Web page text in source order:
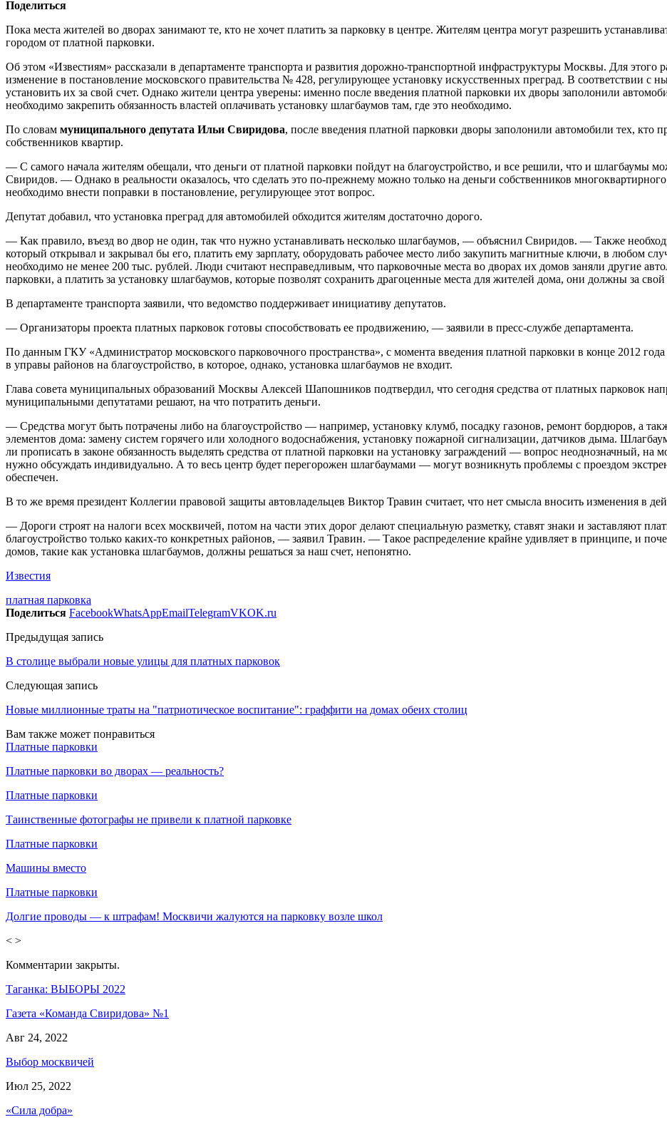
Поделиться
Пока места жителей во дворах занимают те, кто не хочет платить за парковку в центре. Жителям центра могут разрешить
городом от платной парковки.
Об этом «Известиям» рассказали в департаменте транспорта и развития дорожно-транспортной инфраструктуры Москвы. Для этого
изменение в постановление московского правительства № 428, регулирующее установку искусственных преград. В соответствии
установить их за свой счет. Однако жители центра уверены: именно после введения платной парковки их дворы заполонили
необходимо закрепить обязанность властей оплачивать установку шлагбаумов там, где это необходимо.
По словам муниципального депутата Ильи Свиридова, после введения платной парковки дворы заполонили автомобили тех, кто
собственников квартир.
— С самого начала жителям обещали, что деньги от платной парковки пойдут на благоустройство, и все решили, что и шлагбаумы
Свиридов. — Однако в реальности оказалось, что сделать это по-прежнему можно только на деньги собственников
необходимо внести поправки в постановление, регулирующее этот вопрос.
Депутат добавил, что установка преград для автомобилей обходится жителям достаточно дорого.
— Как правило, въезд во двор не один, так что нужно устанавливать несколько шлагбаумов, — объяснил Свиридов. — Также
который открывал и закрывал бы его, платить ему зарплату, оборудовать рабочее место либо закупить магнитные ключи, в любом
необходимо не менее 200 тыс. рублей. Люди считают несправедливым, что парковочные места во дворах их домов заняли другие
парковки, а платить за установку шлагбаумов, которые позволят сохранить драгоценные места для жителей дома, они должны за свой
В департаменте транспорта заявили, что ведомство поддерживает инициативу депутатов.
— Организаторы проекта платных парковок готовы способствовать ее продвижению, — заявили в пресс-службе департамента.
По данным ГКУ «Администратор московского парковочного пространства», с момента введения платной парковки в конце 2012
в управы районов на благоустройство, в которое, однако, установка шлагбаумов не входит.
Глава совета муниципальных образований Москвы Алексей Шапошников подтвердил, что сегодня средства от платных парковок
муниципальными депутатами решают, на что потратить деньги.
— Средства могут быть потрачены либо на благоустройство — например, установку клумб, посадку газонов, ремонт бордюров, а
элементов дома: замену систем горячего или холодного водоснабжения, установку пожарной сигнализации, датчиков дыма.
ли прописать в законе обязанность выделять средства от платной парковки на установку заграждений — вопрос неоднозначный, на
нужно обсуждать индивидуально. А то весь центр будет перегорожен шлагбаумами — могут возникнуть проблемы с проездом
обеспечен.
В то же время президент Коллегии правовой защиты автовладельцев Виктор Травин считает, что нет смысла вносить изменения в
— Дороги строят на налоги всех москвичей, потом на части этих дорог делают специальную разметку, ставят знаки и заставляют
благоустройство только каких-то конкретных районов, — заявил Травин. — Такое распределение крайне удивляет в принципе, и
домов, такие как установка шлагбаумов, должны решаться за наш счет, непонятно.
Известия
платная парковка
Поделиться FacebookWhatsAppEmailTelegramVKOK.ru
Предыдущая запись
В столице выбрали новые улицы для платных парковок
Следующая запись
Новые миллионные траты на "патриотическое воспитание": граффити на домах обеих столиц
Вам также может понравиться
Платные парковки
Платные парковки во дворах — реальность?
Платные парковки
Таинственные фотографы не привели к платной парковке
Платные парковки
Машины вместо
Платные парковки
Долгие проводы — к штрафам! Москвичи жалуются на парковку возле школ
< >
Комментарии закрыты.
Таганка: ВЫБОРЫ 2022
Газета «Команда Свиридова» №1
Авг 24, 2022
Выбор москвичей
Июл 25, 2022
«Сила добра»